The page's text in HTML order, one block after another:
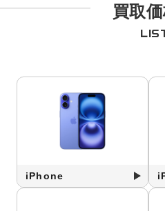
買取
iPhone